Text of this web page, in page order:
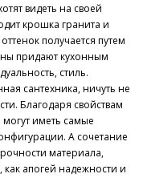
видеть на своей
крошка гранита и
получается путем
придают кухонным
стиль.
сантехника, ничуть не
Благодаря свойствам
иметь самые
А сочетание
материала,
апогей надежности и